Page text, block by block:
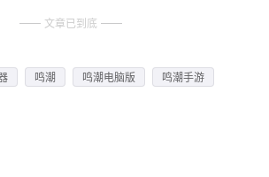
文章已到底
鸣潮 鸣潮电脑版
鸣潮手游